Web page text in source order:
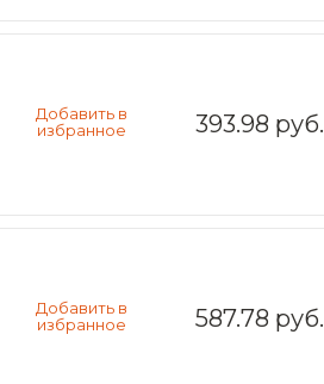
393.98 руб.
587.78 руб.